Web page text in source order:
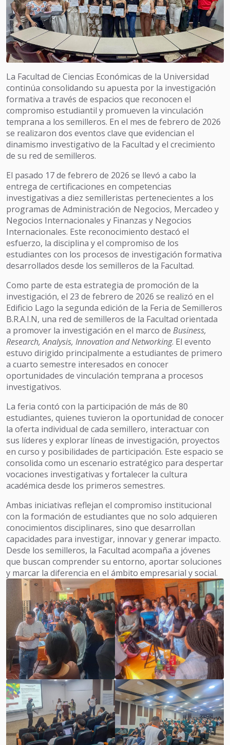
La Facultad de Ciencias Económicas de la Universidad
continúa consolidando su apuesta por la investigación
formativa a través de espacios que reconocen el
compromiso estudiantil y promueven la vinculación
temprana a los semilleros. En el mes de febrero de 2026
se realizaron dos eventos clave que evidencian el
dinamismo investigativo de la Facultad y el crecimiento
de su red de semilleros.
El pasado 17 de febrero de 2026 se llevó a cabo la
entrega de certificaciones en competencias
investigativas a diez semilleristas pertenecientes a los
programas de Administración de Negocios, Mercadeo y
Negocios Internacionales y Finanzas y Negocios
Internacionales. Este reconocimiento destacó el
esfuerzo, la disciplina y el compromiso de los
estudiantes con los procesos de investigación formativa
desarrollados desde los semilleros de la Facultad.
Como parte de esta estrategia de promoción de la
investigación, el 23 de febrero de 2026 se realizó en el
Edificio Lago la segunda edición de la Feria de Semilleros
B.R.A.I.N, una red de semilleros de la Facultad orientada
a promover la investigación en el marco de Business,
Research, Analysis, Innovation and Networking. El evento
estuvo dirigido principalmente a estudiantes de primero
a cuarto semestre interesados en conocer
oportunidades de vinculación temprana a procesos
investigativos.
La feria contó con la participación de más de 80
estudiantes, quienes tuvieron la oportunidad de conocer
la oferta individual de cada semillero, interactuar con
sus líderes y explorar líneas de investigación, proyectos
en curso y posibilidades de participación. Este espacio se
consolida como un escenario estratégico para despertar
vocaciones investigativas y fortalecer la cultura
académica desde los primeros semestres.
Ambas iniciativas reflejan el compromiso institucional
con la formación de estudiantes que no solo adquieren
conocimientos disciplinares, sino que desarrollan
capacidades para investigar, innovar y generar impacto.
Desde los semilleros, la Facultad acompaña a jóvenes
que buscan comprender su entorno, aportar soluciones
y marcar la diferencia en el ámbito empresarial y social.